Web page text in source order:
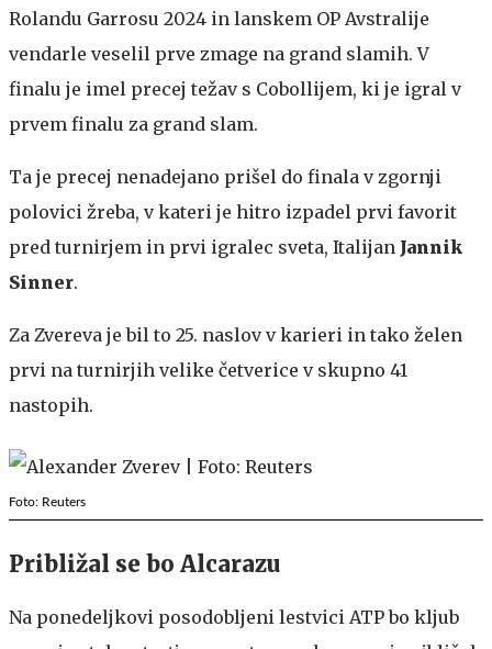
Rolandu Garrosu 2024 in lanskem OP Avstralije
vendarle veselil prve zmage na grand slamih. V
finalu je imel precej težav s Cobollijem, ki je igral v
prvem finalu za grand slam.
Ta je precej nenadejano prišel do finala v zgornji
polovici žreba, v kateri je hitro izpadel prvi favorit
pred turnirjem in prvi igralec sveta, Italijan Jannik
Sinner.
Za Zvereva je bil to 25. naslov v karieri in tako želen
prvi na turnirjih velike četverice v skupno 41
nastopih.
Foto: Reuters
Približal se bo Alcarazu
Na ponedeljkovi posodobljeni lestvici ATP bo kljub